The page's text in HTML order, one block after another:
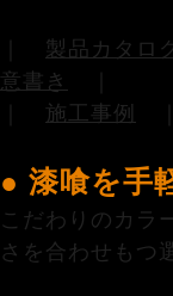
製品カタロ
意書き
施工事例
● 漆喰を手
こだわりのカラ
さを合わせもつ